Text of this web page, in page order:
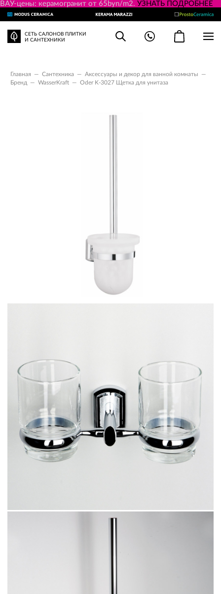
ВАУ-цены: керамогранит от 65byn/m2. УЗНАТЬ ПОДРОБНЕЕ
СЕТЬ САЛОНОВ ПЛИТКИ
И САНТЕХНИКИ
Главная — Сантехника — Аксессуары и декор для ванной комнаты
—
Бренд
— WasserKraft — Oder K-3027 Щетка для унитаза